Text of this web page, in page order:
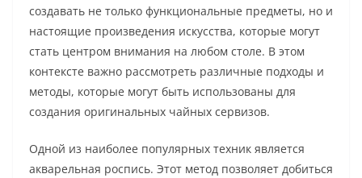
создавать не только функциональные предметы, но и
настоящие произведения искусства, которые могут
стать центром внимания на любом столе. В этом
контексте важно рассмотреть различные подходы и
методы, которые могут быть использованы для
создания оригинальных чайных сервизов.
Одной из наиболее популярных техник является
акварельная роспись. Этот метод позволяет добиться